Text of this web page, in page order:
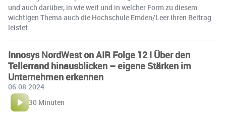
und auch darüber, in wie weit und in welcher Form zu diesem
wichtigen Thema auch die Hochschule Emden/Leer ihren Beitrag
leistet.
Innosys NordWest on AIR Folge 12 I Über den
Tellerrand hinausblicken – eigene Stärken im
Unternehmen erkennen
06.08.2024
30 Minuten